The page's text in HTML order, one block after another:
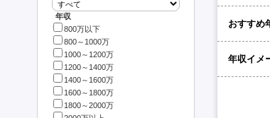
年収
800万以下
800～1000万
1000～1200万
1200～1400万
1400～1600万
1600～1800万
1800～2000万
おすすめ
年収イメ